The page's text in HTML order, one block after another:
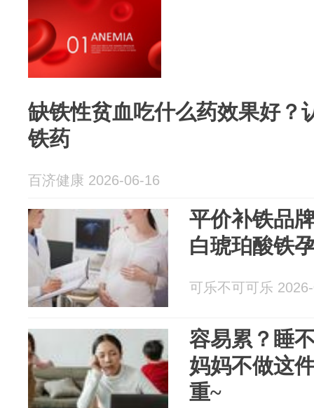
缺铁性贫血吃什么药效果好？
铁药
百济健康 2026-06-16
平价补铁品
白琥珀酸铁
可乐不可可乐
容易累？睡
妈妈不做这
重~